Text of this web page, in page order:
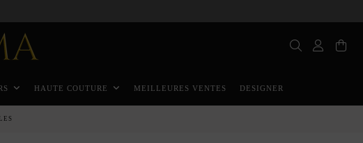
HAUTE COUTURE MEILLEURES VENTES DESIGNER